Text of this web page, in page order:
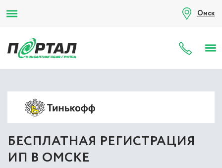
Омск
8
БЕСПЛАТНАЯ РЕГИСТРАЦИЯ
ИП В ОМСКЕ